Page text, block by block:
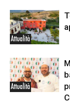
Attualità
Attualità